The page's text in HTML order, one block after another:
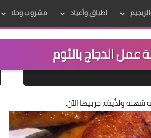
اطباق وأعياد مشروب وحلا
عمل الدجاج بالثوم
ولذٌيذة، جربيها الآن.